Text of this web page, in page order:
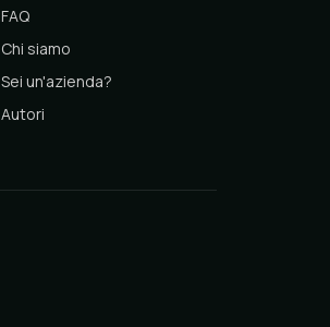
FAQ
Chi siamo
Sei un'azienda?
Autori